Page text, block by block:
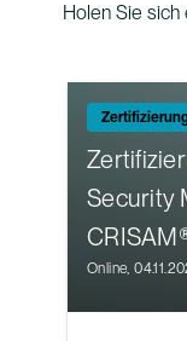
Holen Sie sich
Security
Online,